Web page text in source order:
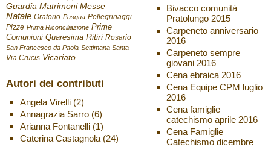
Guardia Matrimoni Messe
Natale Oratorio Pasqua Pellegrinaggi
Pizze Prima Riconciliazione Prime
Comunioni Quaresima Ritiri Rosario
San Francesco da Paola Settimana Santa
Via Crucis Vicariato
Autori dei contributi
Angela Virelli(2)
Annagrazia Sarro(6)
Arianna Fontanelli(1)
Caterina Castagnola(24)
Bivacco comunità
Pratolungo 2015
Carpeneto anniversario
2016
Carpeneto sempre
giovani 2016
Cena ebraica 2016
Cena Equipe CPM luglio
2016
Cena famiglie
catechismo aprile 2016
Cena Famiglie
Catechismo dicembre